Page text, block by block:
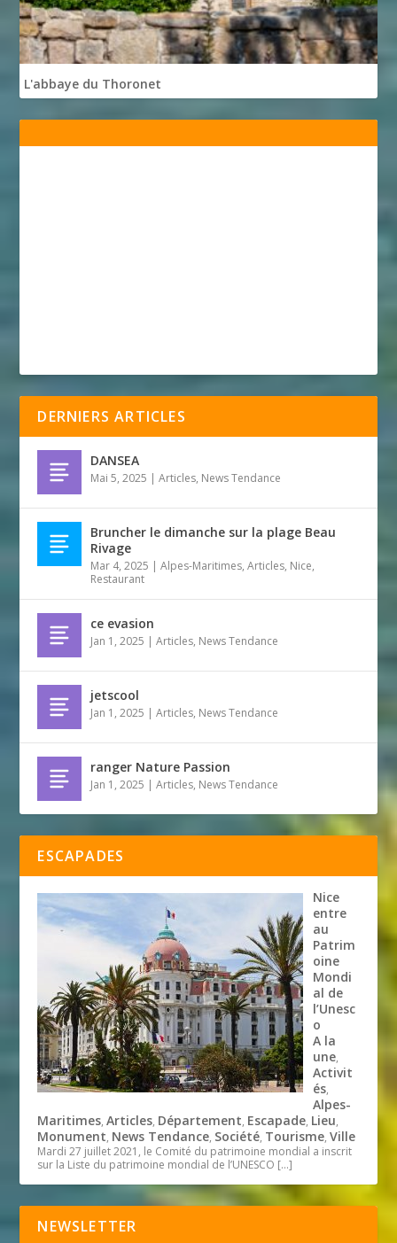
L'abbaye du Thoronet
DERNIERS ARTICLES
DANSEA
Mai 5, 2025 |Articles, News Tendance
Bruncher le dimanche sur la plage Beau
Rivage
Mar 4, 2025 |Alpes-Maritimes,Articles, Nice,
Restaurant
ce evasion
Jan 1, 2025 |Articles, News Tendance
jetscool
Jan 1, 2025 |Articles, News Tendance
ranger Nature Passion
Jan 1, 2025 |Articles, News Tendance
ESCAPADES
Nice
entre
au
Patrim
oine
Mondi
al de
l’Unesc
o
A la
une,
Activit
és,
Alpes-
Maritimes,Articles, Département, Escapade, Lieu,
Monument, News Tendance, Société, Tourisme,Ville
Mardi 27 juillet 2021, le Comité du patrimoine mondial a inscrit
sur la Liste du patrimoine mondial de l’UNESCO […]
NEWSLETTER